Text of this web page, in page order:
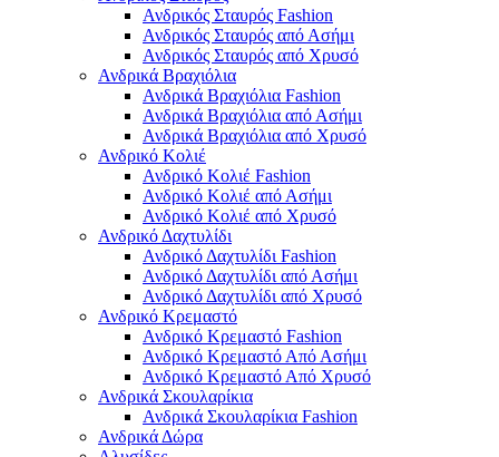
Ανδρικός Σταυρός Fashion
Ανδρικός Σταυρός από Ασήμι
Ανδρικός Σταυρός από Χρυσό
Ανδρικά Βραχιόλια
Ανδρικά Βραχιόλια Fashion
Ανδρικά Βραχιόλια από Ασήμι
Ανδρικά Βραχιόλια από Χρυσό
Ανδρικό Κολιέ
Ανδρικό Κολιέ Fashion
Ανδρικό Κολιέ από Ασήμι
Ανδρικό Κολιέ από Χρυσό
Ανδρικό Δαχτυλίδι
Ανδρικό Δαχτυλίδι Fashion
Ανδρικό Δαχτυλίδι από Ασήμι
Ανδρικό Δαχτυλίδι από Χρυσό
Ανδρικό Κρεμαστό
Ανδρικό Κρεμαστό Fashion
Ανδρικό Κρεμαστό Από Ασήμι
Ανδρικό Κρεμαστό Από Χρυσό
Ανδρικά Σκουλαρίκια
Ανδρικά Σκουλαρίκια Fashion
Ανδρικά Δώρα